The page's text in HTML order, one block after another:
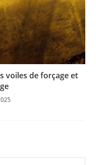
voiles de forçage et